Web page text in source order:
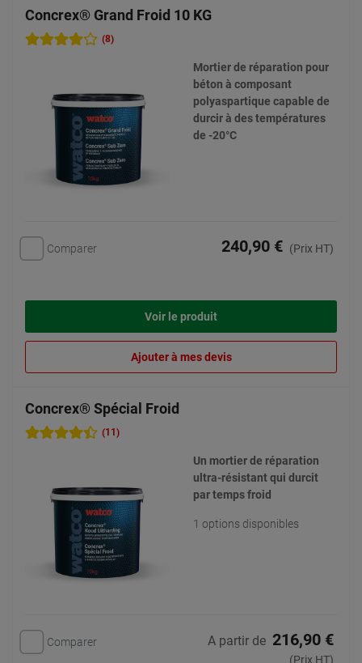
Concrex® Grand Froid 10 KG
(8)
Mortier de réparation pour
béton à composant
polyaspartique capable de
durcir à des températures
de -20°C
Comparer 240,90 € (Prix HT)
Voir le produit
Ajouter à mes devis
Concrex® Spécial Froid
(11)
Un mortier de réparation
ultra-résistant qui durcit
par temps froid
1 options disponibles
Comparer A partir de 216,90 €
(Prix HT)